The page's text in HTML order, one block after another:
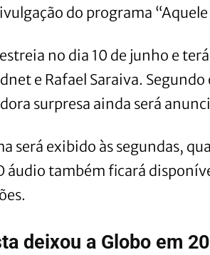
do programa
no dia 10 de junho e
e Rafael Saraiva.
surpresa ainda será
será exibido às segundas,
áudio também ficará
deixou a Globo em